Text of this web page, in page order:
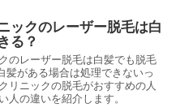
ックのレーザー脱毛は白
る？
のレーザー脱毛は白髪でも脱毛
髪がある場合は処理できないっ
リニックの脱毛がおすすめの人
人の違いを紹介します。